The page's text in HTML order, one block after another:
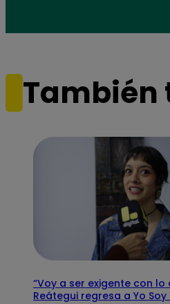
También
“Voy a ser exigente con lo
Reátegui regresa a Yo